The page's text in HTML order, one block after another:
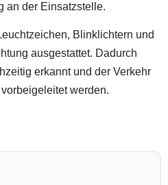
an der Einsatzstelle.
Blinklichtern und
ausgestattet. Dadurch
erkannt und der Verkehr
werden.